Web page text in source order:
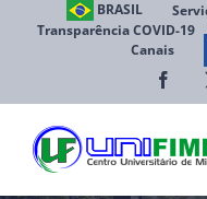
BRASIL
Transparência COVID-19
Canais